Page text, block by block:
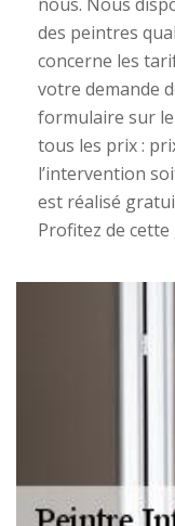
des peintres
concerne les
votre demande
formulaire sur
tous les prix :
l’intervention
est réalisé
Profitez de